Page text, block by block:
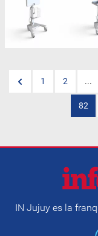
1 2 ...
82
IN Jujuy es la